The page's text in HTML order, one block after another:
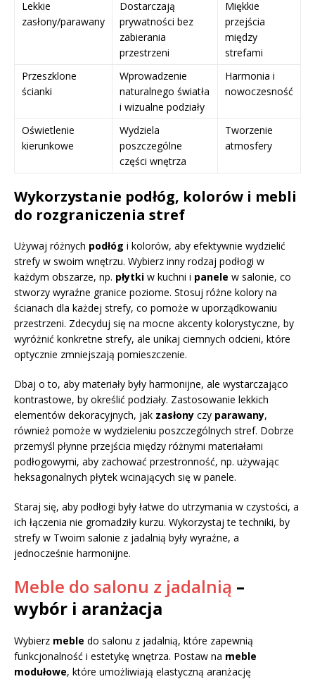
Lekkie
zasłony/parawany
Dostarczają
prywatności bez
zabierania
przestrzeni
Miękkie
przejścia
między
strefami
Przeszklone
ścianki
Wprowadzenie
naturalnego światła
i wizualne podziały
Harmonia i
nowoczesność
Oświetlenie
kierunkowe
Wydziela
poszczególne
części wnętrza
Tworzenie
atmosfery
Wykorzystanie podłóg, kolorów i mebli
do rozgraniczenia stref
Używaj różnych podłóg i kolorów, aby efektywnie wydzielić
strefy w swoim wnętrzu. Wybierz inny rodzaj podłogi w
każdym obszarze, np. płytki w kuchni i panele w salonie, co
stworzy wyraźne granice poziome. Stosuj różne kolory na
ścianach dla każdej strefy, co pomoże w uporządkowaniu
przestrzeni. Zdecyduj się na mocne akcenty kolorystyczne, by
wyróżnić konkretne strefy, ale unikaj ciemnych odcieni, które
optycznie zmniejszają pomieszczenie.
Dbaj o to, aby materiały były harmonijne, ale wystarczająco
kontrastowe, by określić podziały. Zastosowanie lekkich
elementów dekoracyjnych, jak zasłony czy parawany,
również pomoże w wydzieleniu poszczególnych stref. Dobrze
przemyśl płynne przejścia między różnymi materiałami
podłogowymi, aby zachować przestronność, np. używając
heksagonalnych płytek wcinających się w panele.
Staraj się, aby podłogi były łatwe do utrzymania w czystości, a
ich łączenia nie gromadziły kurzu. Wykorzystaj te techniki, by
strefy w Twoim salonie z jadalnią były wyraźne, a
jednocześnie harmonijne.
Meble do salonu z jadalnią –
wybór i aranżacja
Wybierz meble do salonu z jadalnią, które zapewnią
funkcjonalność i estetykę wnętrza. Postaw na meble
modułowe, które umożliwiają elastyczną aranżację